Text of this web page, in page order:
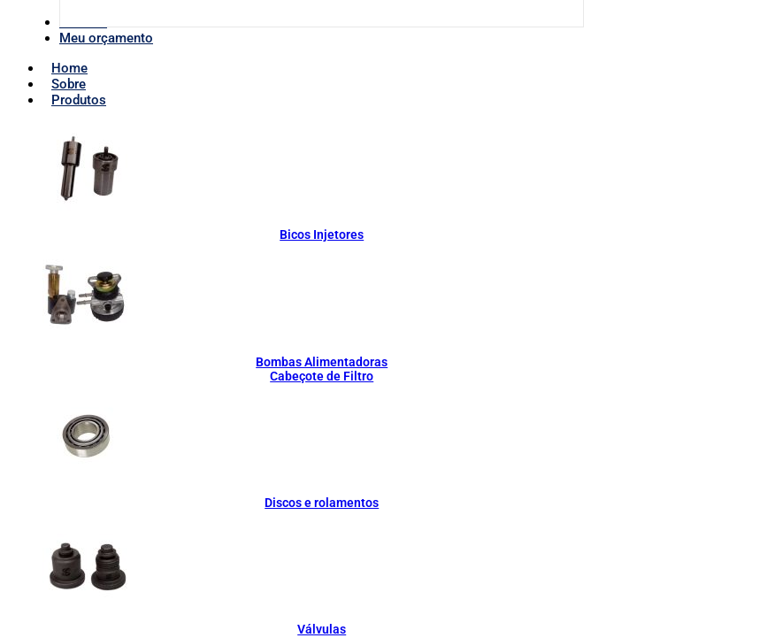
Meu orçamento
Home
Sobre
Produtos
Bicos Injetores
Bombas Alimentadoras
Cabeçote de Filtro
Discos e rolamentos
Válvulas